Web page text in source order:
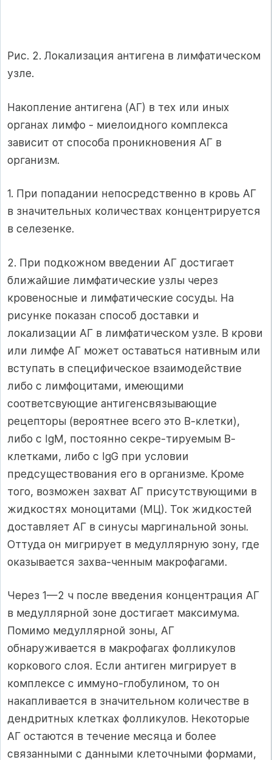
Рис. 2. Локализация антигена в лимфатическом
узле.
Накопление антигена (АГ) в тех или иных
органах лимфо - миелоидного комплекса
зависит от способа проникновения АГ в
организм.
1. При попадании непосредственно в кровь АГ
в значительных количествах концентрируется
в селезенке.
2. При подкожном введении АГ достигает
ближайшие лимфатические узлы через
кровеносные и лимфатические сосуды. На
рисунке показан способ до­ставки и
локализации АГ в лимфатическом узле. В крови
или лимфе АГ может оставаться нативным или
вступать в специфическое взаимодействие
либо с лимфоцитами, имеющими
соответсвующие антигенсвязывающие
рецепторы (вероятнее всего это В-клетки),
либо с IgМ, постоянно секре-тируемым В-
клетками, либо с IgG при условии
предсуществования его в организме. Кроме
того, возможен захват АГ присутствующими в
жидкостях моноцитами (МЦ). Ток жидкостей
доставляет АГ в синусы маргинальной зоны.
Оттуда он мигрирует в медуллярную зону, где
оказывается захва-ченным макрофагами.
Через 1—2 ч после введения концентрация АГ
в медуллярной зоне достигает максимума.
Помимо медуллярной зоны, АГ
обнаруживается в макрофагах фолликулов
коркового слоя. Если антиген мигрирует в
комплексе с иммуно-глобулином, то он
накапливается в значительном количестве в
дендритных клетках фолликулов. Некоторые
АГ остаются в течение месяца и более
связанными с данными клеточными формами,